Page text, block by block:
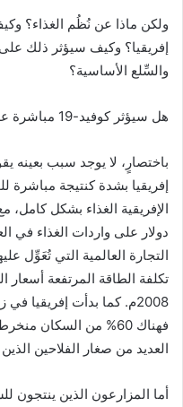
إفريقيا؟ وكيف سيؤثر ذلك
والسِّلع الأساسية؟
هل سيؤثر كوفيد-19 مباشرة على إمدادات الغذاء؟
باختصارٍ، لا يوجد سبب بعينه
إفريقيا بشدة كنتيجة مباشرة
التجارة العالمية التي تُعَوِّل
2008م. كما بدأت إفريقيا
فهناك 60% من السكان
العديد من صغار الفلاحين
أما المزارعون الذين ينتجون